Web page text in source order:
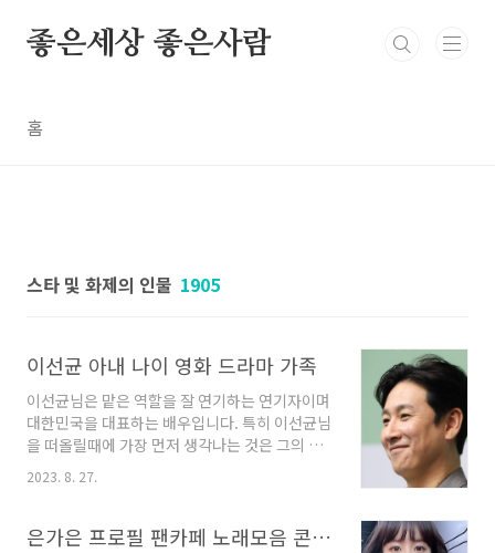
좋은세상 좋은사람
홈
스타 및 화제의 인물 1905
이선균 아내 나이 영화 드라마 가족
이선균님은 맡은 역할을 잘 연기하는 연기자이며
대한민국을 대표하는 배우입니다. 특히 이선균님
을 떠올릴때에 가장 먼저 생각나는 것은 그의 시
그니처라고 할 수 있는 독특하고 매력있는 목소
리가 떠오릅니다. 이선균님은 다양한 드라마와
함께 지내고 있습니다. 이번 시간에는 이선균님
2023. 8. 27.
은가은 프로필 팬카페 노래모음 콘서트